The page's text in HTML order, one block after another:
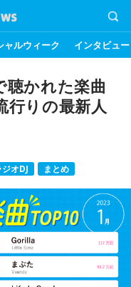
ャルウィーク インタビュー
かれた楽曲
行りの最新人
ジオDJ まとめ